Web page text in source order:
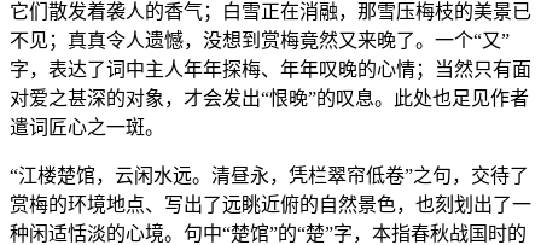
它们散发着袭人的香气；白雪正在消融，那雪压梅枝的美景已
不见；真真令人遗憾，没想到赏梅竟然又来晚了。一个“又”
字，表达了词中主人年年探梅、年年叹晚的心情；当然只有面
对爱之甚深的对象，才会发出“恨晚”的叹息。此处也足见作者
遣词匠心之一斑。
“江楼楚馆，云闲水远。清昼永，凭栏翠帘低卷”之句，交待了
赏梅的环境地点、写出了远眺近俯的自然景色，也刻划出了一
种闲适恬淡的心境。句中“楚馆”的“楚”字，本指春秋战国时的